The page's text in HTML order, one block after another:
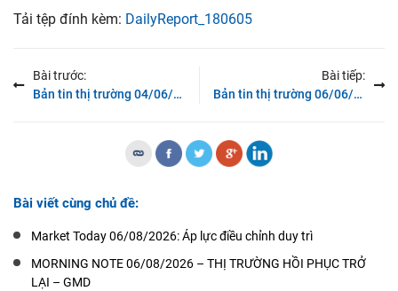
Tải tệp đính kèm: DailyReport_180605
Bài trước:
Bản tin thị trường 04/06/2018
Bài tiếp:
Bản tin thị trường 06/06/2018
Bài viết cùng chủ đề:
Market Today 06/08/2026: Áp lực điều chỉnh duy trì
MORNING NOTE 06/08/2026 – THỊ TRƯỜNG HỒI PHỤC TRỞ
LẠI – GMD